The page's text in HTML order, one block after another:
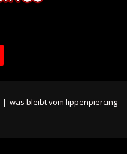
| was bleibt vom lippenpiercing